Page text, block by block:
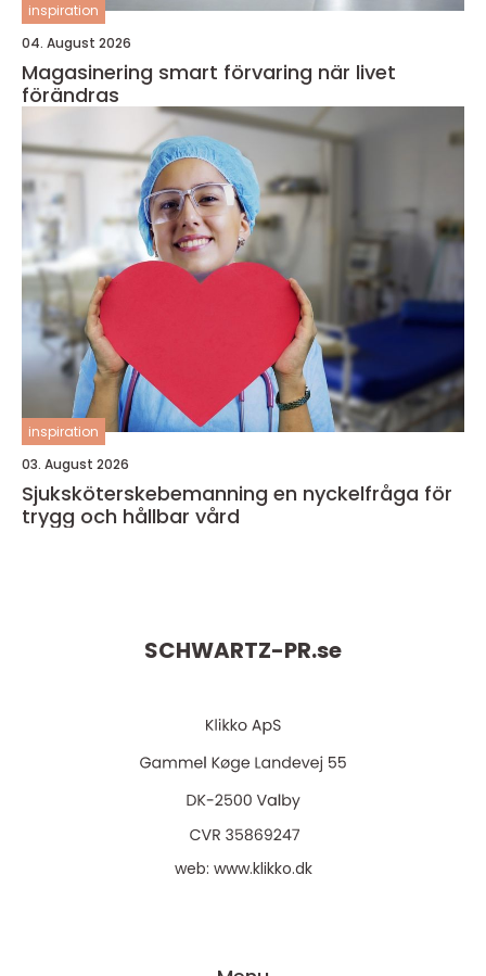
inspiration
04. August 2026
Magasinering smart förvaring när livet
förändras
inspiration
03. August 2026
Sjuksköterskebemanning en nyckelfråga för
trygg och hållbar vård
SCHWARTZ-PR.se
web: www.klikko.dk